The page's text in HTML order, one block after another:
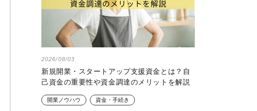
2026/08/03
新規開業・スタートアップ支援資金とは？自
己資金の重要性や資金調達のメリットを解説
開業ノウハウ 資金・手続き